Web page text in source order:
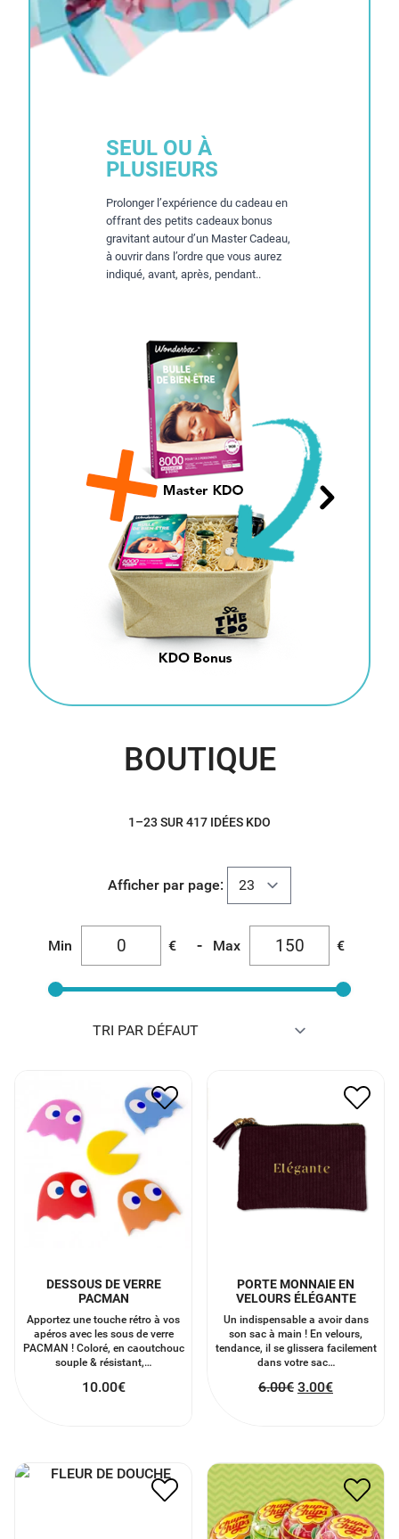
SEUL OU À
PLUSIEURS
Prolonger l’expérience du cadeau en
offrant des petits cadeaux bonus
gravitant autour d’un Master Cadeau,
à ouvrir dans l’ordre que vous aurez
indiqué, avant, après, pendant..
BOUTIQUE
1–23 SUR 417 IDÉES KDO
Afficher par page:
Min € - Max €
DESSOUS DE VERRE
PACMAN
Apportez une touche rétro à vos
apéros avec les sous de verre
PACMAN ! Coloré, en caoutchouc
souple & résistant,…
10.00€
PORTE MONNAIE EN
VELOURS ÉLÉGANTE
Un indispensable a avoir dans
son sac à main ! En velours,
tendance, il se glissera facilement
dans votre sac…
6.00€ 3.00€
3.00 € 1.50€ 0.80€ 0.40 €